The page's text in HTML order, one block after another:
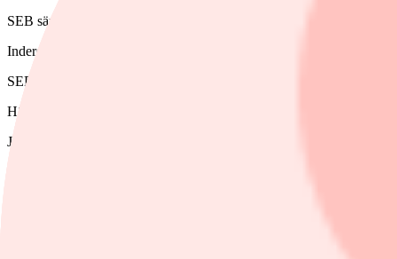
SEB sänker Kalmar till behåll (köp), riktkurs 35 euro
Inderes sänker Qt Group till öka (köp), riktkurs 90 euro
SEB inleder bevakning på Mycronic med köp och riktkurs 520 kronor
HSBC sänker Autoliv till behåll (köp), riktkurs 100 dollar
JP Morgan höjer Avanza till neutral (undervikt), riktkurs 279 kronor